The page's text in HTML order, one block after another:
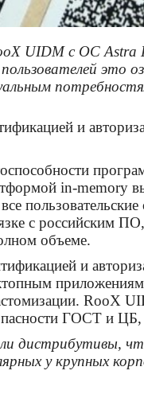
UIDM с ОС
это
и
in-memory
с российским
объеме.
и
RooX
ГОСТ и ЦБ,
у крупных